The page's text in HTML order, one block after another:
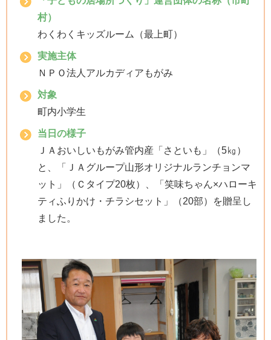
村）
わくわくキッズルーム（最上町）
実施主体
ＮＰＯ法人アルカディアもがみ
対象
町内小学生
当日の様子
ＪＡおいしいもがみ管内産「さといも」（5㎏）
と、「ＪＡグループ山形オリジナルランチョンマ
ット」（Ｃタイプ20枚）、「笑味ちゃん×ハローキ
ティふりかけ・チラシセット」（20部）
を贈呈し
ました。